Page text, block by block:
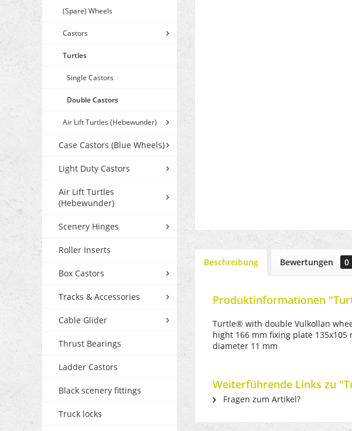
(Spare) Wheels
Castors
Turtles
Single Castors
Double Castors
Air Lift Turtles (Hebewunder)
Case Castors (Blue Wheels)
Light Duty Castors
Air Lift Turtles
(Hebewunder)
Scenery Hinges
Roller Inserts
Box Castors
Tracks & Accessories
Cable Glider
Thrust Bearings
Ladder Castors
Black scenery fittings
Truck locks
Beschreibung Bewertungen 0
Produktinformationen
Turtle® with double Vulkollan
hight 166 mm fixing plate
diameter 11 mm
Weiterführende Links zu
Fragen zum Artikel?